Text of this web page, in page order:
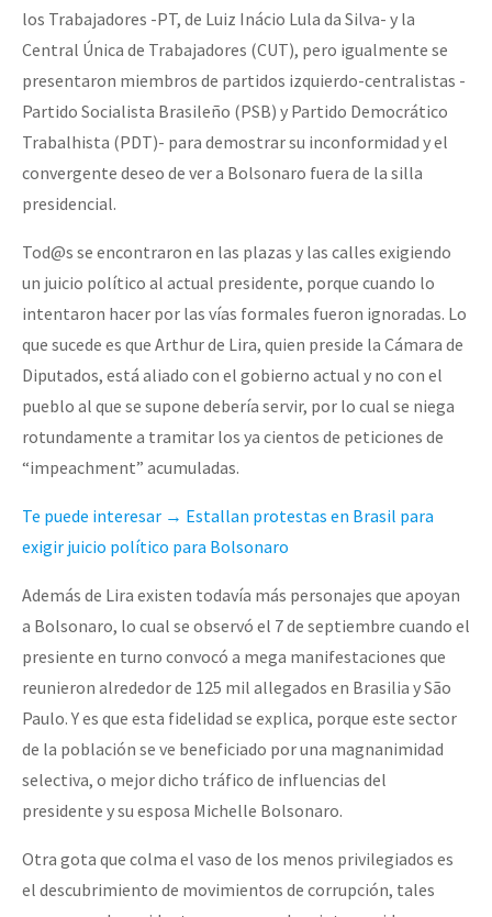
los Trabajadores -PT, de Luiz Inácio Lula da Silva- y la
Central Única de Trabajadores (CUT), pero igualmente se
presentaron miembros de partidos izquierdo-centralistas -
Partido Socialista Brasileño (PSB) y Partido Democrático
Trabalhista (PDT)- para demostrar su inconformidad y el
convergente deseo de ver a Bolsonaro fuera de la silla
presidencial.
Tod@s se encontraron en las plazas y las calles exigiendo
un juicio político al actual presidente, porque cuando lo
intentaron hacer por las vías formales fueron ignoradas. Lo
que sucede es que Arthur de Lira, quien preside la Cámara de
Diputados, está aliado con el gobierno actual y no con el
pueblo al que se supone debería servir, por lo cual se niega
rotundamente a tramitar los ya cientos de peticiones de
“impeachment” acumuladas.
Te puede interesar → Estallan protestas en Brasil para
exigir juicio político para Bolsonaro
Además de Lira existen todavía más personajes que apoyan
a Bolsonaro, lo cual se observó el 7 de septiembre cuando el
presiente en turno convocó a mega manifestaciones que
reunieron alrededor de 125 mil allegados en Brasilia y São
Paulo. Y es que esta fidelidad se explica, porque este sector
de la población se ve beneficiado por una magnanimidad
selectiva, o mejor dicho tráfico de influencias del
presidente y su esposa Michelle Bolsonaro.
Otra gota que colma el vaso de los menos privilegiados es
el descubrimiento de movimientos de corrupción, tales